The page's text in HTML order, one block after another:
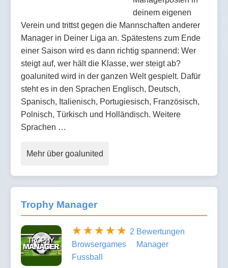
deinem eigenen
Verein und trittst gegen die Mannschaften anderer
Manager in Deiner Liga an. Spätestens zum Ende
einer Saison wird es dann richtig spannend: Wer
steigt auf, wer hält die Klasse, wer steigt ab?
goalunited wird in der ganzen Welt gespielt. Dafür
steht es in den Sprachen Englisch, Deutsch,
Spanisch, Italienisch, Portugiesisch, Französisch,
Polnisch, Türkisch und Holländisch. Weitere
Sprachen …
Mehr über goalunited
Trophy Manager
2 Bewertungen
Browsergames
Manager
Fussball